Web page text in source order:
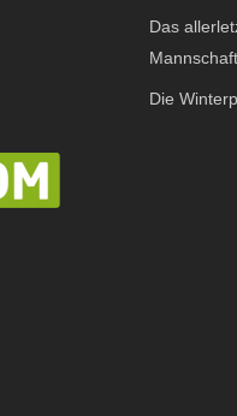
Das
Die